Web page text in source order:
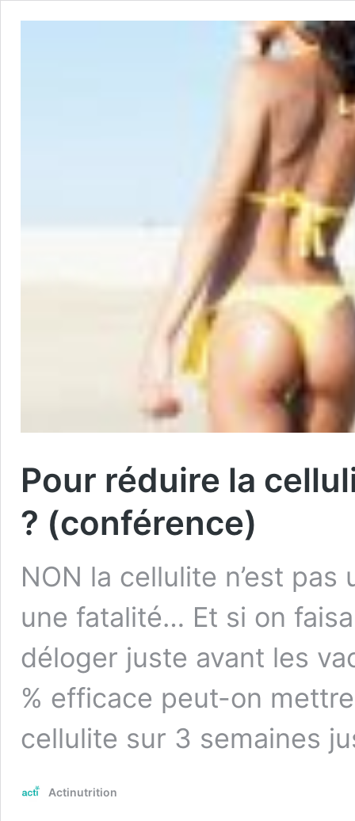
Pour réduire la
? (conférence)
NON la cellulite n’est
une fatalité… Et si on
déloger juste avant les
% efficace peut-on
cellulite sur 3 semaines
Actinutrition